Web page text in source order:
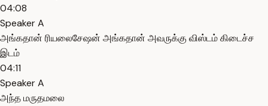
04:08
Speaker A
அங்கதான் ரியலைசேஷன் அங்கதான் அவருக்கு விஸ்டம் கிடைச்ச
இடம்
04:11
Speaker A
அந்த மருதமலை